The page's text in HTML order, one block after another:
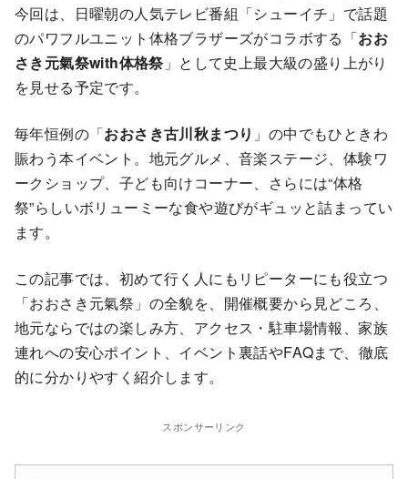
今回は、日曜朝の人気テレビ番組「シューイチ」で話題
のパワフルユニット体格ブラザーズがコラボする「おお
さき元氣祭with体格祭 」として史上最大級の盛り上がり
を見せる予定です。
毎年恒例の「おおさき古川秋まつり 」の中でもひときわ
賑わう本イベント。地元グルメ、音楽ステージ、体験ワ
ークショップ、子ども向けコーナー、さらには“体格
祭”らしいボリューミーな食や遊びがギュッと詰まってい
ます。
この記事では、初めて行く人にもリピーターにも役立つ
「おおさき元氣祭」の全貌を、開催概要から見どころ、
地元ならではの楽しみ方、アクセス・駐車場情報、家族
連れへの安心ポイント、イベント裏話やFAQまで、徹底
的に分かりやすく紹介します。
スポンサーリンク